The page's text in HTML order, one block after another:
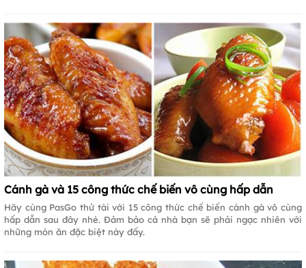
Cánh gà và 15 công thức chế biến vô cùng hấp dẫn
Hãy cùng PasGo thử tài với 15 công thức chế biến cánh gà vô cùng
hấp dẫn sau đây nhé. Đảm bảo cả nhà bạn sẽ phải ngạc nhiên với
những món ăn đặc biệt này đấy.